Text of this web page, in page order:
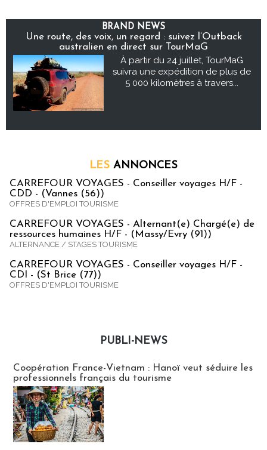
BRAND NEWS
Une route, des voix, un regard : suivez l’Outback
australien en direct sur TourMaG
À partir du 24 juillet, TourMaG
suivra une expédition de plus de
5 000 kilomètres à travers...
LES ANNONCES
CARREFOUR VOYAGES - Conseiller voyages H/F -
CDD - (Vannes (56))
OFFRES D'EMPLOI TOURISME
CARREFOUR VOYAGES - Alternant(e) Chargé(e) de
ressources humaines H/F - (Massy/Evry (91))
ALTERNANCE / STAGES TOURISME
CARREFOUR VOYAGES - Conseiller voyages H/F -
CDI - (St Brice (77))
OFFRES D'EMPLOI TOURISME
PUBLI-NEWS
Coopération France-Vietnam : Hanoï veut séduire les
professionnels français du tourisme